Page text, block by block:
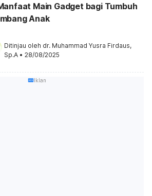
Main Gadget bagi Tumbuh
Anak
Ditinjau oleh dr. Muhammad Yusra Firdaus,
Sp.A • 28/08/2025
Iklan